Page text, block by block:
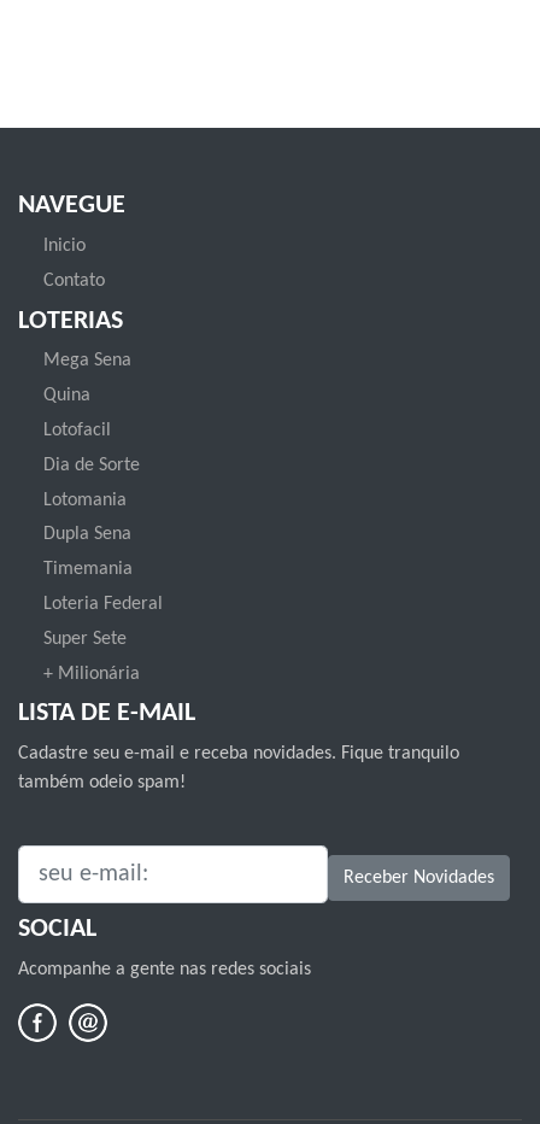
NAVEGUE
Inicio
Contato
LOTERIAS
Mega Sena
Quina
Lotofacil
Dia de Sorte
Lotomania
Dupla Sena
Timemania
Loteria Federal
Super Sete
+ Milionária
LISTA DE E-MAIL
Cadastre seu e-mail e receba novidades. Fique tranquilo
também odeio spam!
SEU E-MAIL: Receber Novidades
SOCIAL
Acompanhe a gente nas redes sociais